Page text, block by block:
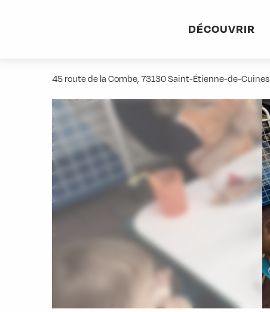
DÉCOUVRIR
45 route de la Combe, 73130 Saint-Étienne-de-Cuines